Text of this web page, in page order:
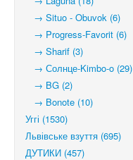
→ Situo - Obuvok (6)
→ Progress-Favorit (6)
→ Sharif (3)
→ Солнце-Kimbo-o (29)
→ BG (2)
→ Bonote (10)
Уггі (1530)
Львівське взуття (695)
ДУТИКИ (457)